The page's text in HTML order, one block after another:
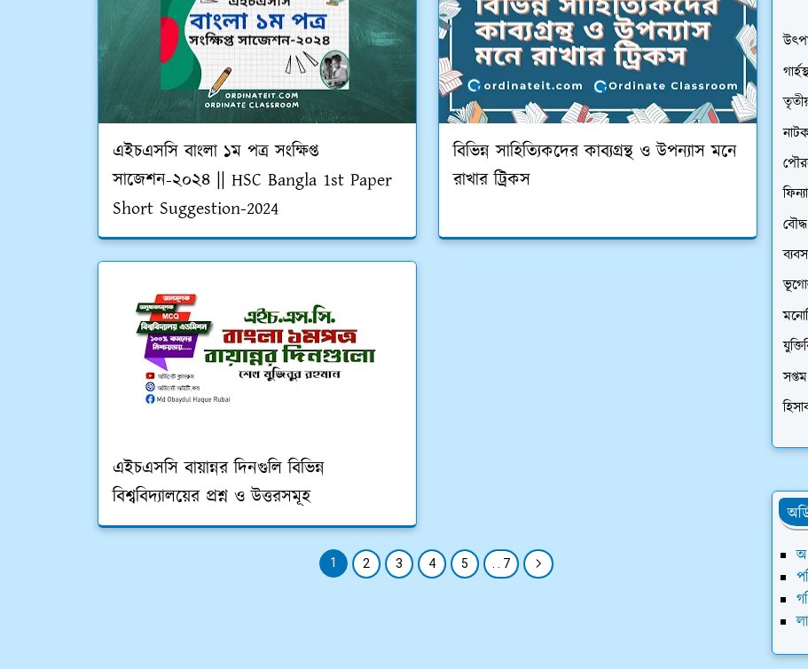
এইচএসসি বাংলা ১ম পত্র সংক্ষিপ্ত
সাজেশন-২০২৪ || HSC Bangla 1st Paper
Short Suggestion-2024
বিভিন্ন সাহিত্যিকদের কাব্যগ্রন্থ ও উপন্যাস মনে
রাখার ট্রিকস
এইচএসসি বায়ান্নর দিনগুলি বিভিন্ন
বিশ্ববিদ্যালয়ের প্রশ্ন ও উত্তরসমূহ
1 2 3 4 5 . . 7